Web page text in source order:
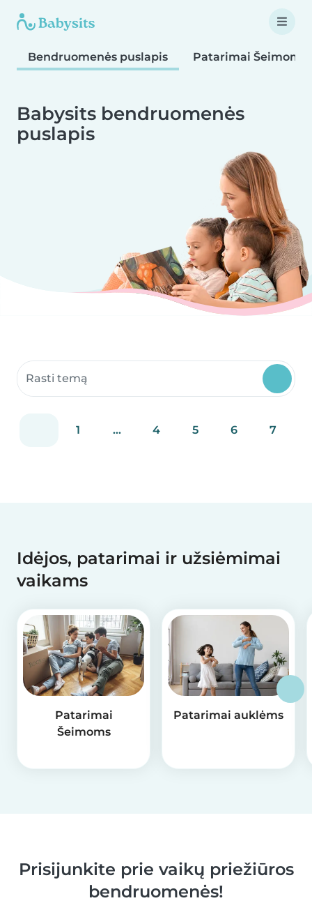
Bendruomenės puslapis Patarimai Šeimoms
Babysits bendruomenės
puslapis
Ieškoti bendruomenės puslapių
1 ... 4 5 6 7
Idėjos, patarimai ir užsiėmimai
vaikams
Patarimai
Šeimoms
Patarimai auklėms
Prisijunkite prie vaikų priežiūros
bendruomenės!